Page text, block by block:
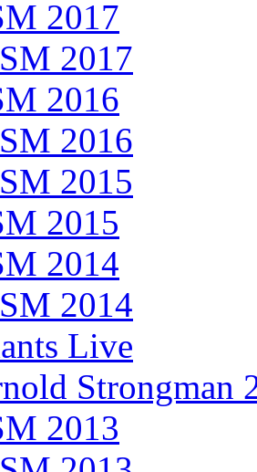
2017
2017
2016
2016
2015
2015
2014
2014
Live
Strongman
2013